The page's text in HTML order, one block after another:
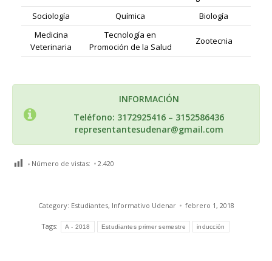
Sociología
Química
Biología
Medicina
Veterinaria
Tecnología en
Promoción de la Salud
Zootecnia
INFORMACIÓN
Teléfono: 3172925416 – 3152586436
representantesudenar@gmail.com
Número de vistas: 2.420
Category: Estudiantes, Informativo Udenar febrero 1, 2018
Tags: A - 2018 Estudiantes primer semestre inducción